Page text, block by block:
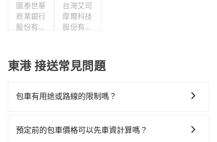
國泰世華
商業銀行
股份有限
台灣艾司
摩爾科技
股份有限
東港 接送常見問題
包車有用途或路線的限制嗎？
途交通且途中遵守台灣法律，無論是清明掃墓、包車旅
預定前的包車價格可以先車資計算嗎？